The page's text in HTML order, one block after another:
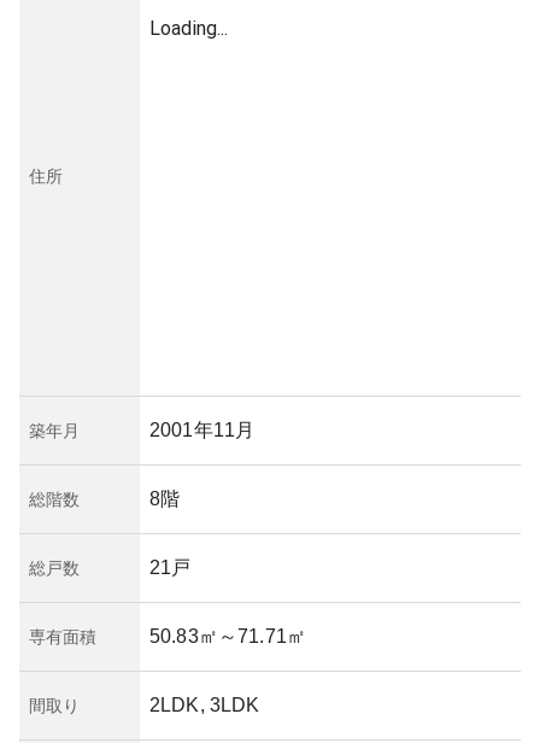
住所
Loading...
築年月 2001年11月
総階数 8階
総戸数 21戸
専有面積 50.83㎡ ～71.71㎡
間取り 2LDK, 3LDK